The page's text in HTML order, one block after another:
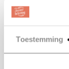
Toestemming